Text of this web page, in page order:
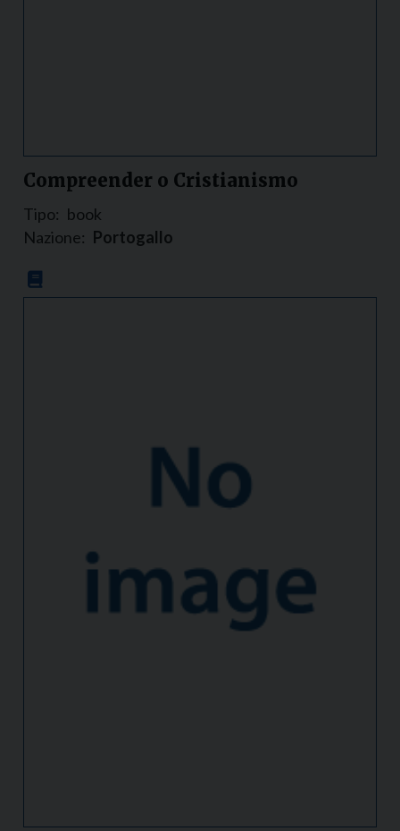
Compreender o Cristianismo
Tipo: book
Nazione: Portogallo